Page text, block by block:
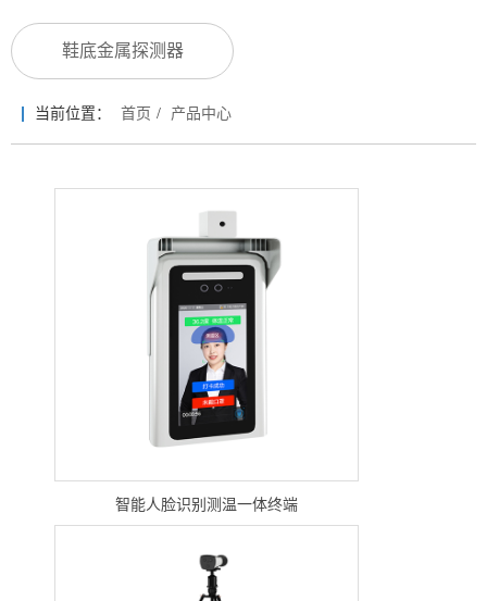
鞋底金属探测器
当前位置： 首页 / 产品中心
智能人脸识别测温一体终端